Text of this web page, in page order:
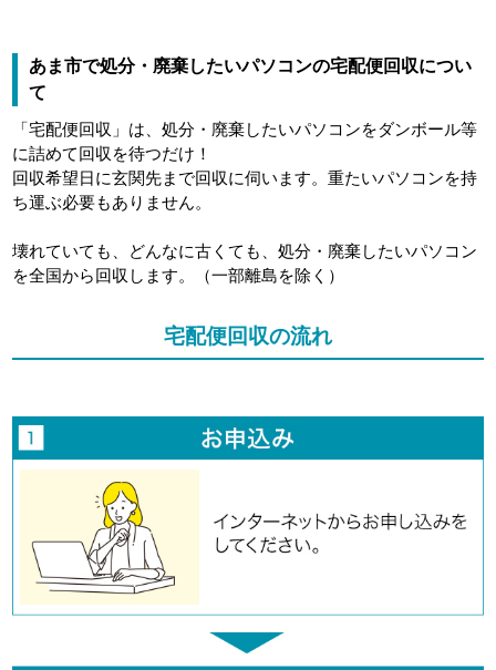
あま市で処分・廃棄したいパソコンの宅配便回収につい
て
「宅配便回収」は、処分・廃棄したいパソコンをダンボール等
に詰めて回収を待つだけ！
回収希望日に玄関先まで回収に伺います。重たいパソコンを持
ち運ぶ必要もありません。
壊れていても、どんなに古くても、処分・廃棄したいパソコン
を全国から回収します。（一部離島を除く）
宅配便回収の流れ